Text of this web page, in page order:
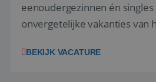
eenoudergezinnen én
onvergetelijke vakanties van
net zo goed thuis is in een
BEKIJK VACATURE
Google Privacy